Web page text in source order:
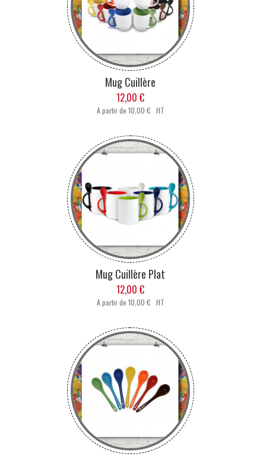
Mug Cuillère
12,00 €
A partir de 10,00 € HT
Mug Cuillère Plat
12,00 €
A partir de 10,00 € HT